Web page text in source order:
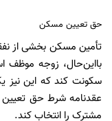
حق تعیین مسکن
تأمین مسکن بخشی از
بااین‌حال، زوجه موظف
سکونت کند که این نیز
عقدنامه شرط حق
مشترک را انتخاب کند.